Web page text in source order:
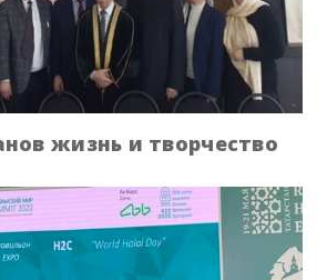
жизнь и творчество